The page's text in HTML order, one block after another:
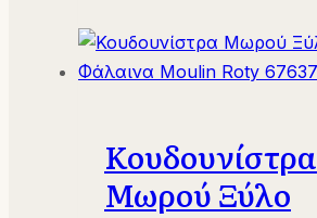
€39.00.είναι:
€25.00.
Κουδουνίστρα
Μωρού Ξύλο